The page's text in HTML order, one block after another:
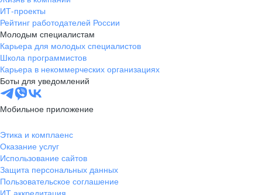
ИТ-проекты
Рейтинг работодателей России
Молодым специалистам
Карьера для молодых специалистов
Школа программистов
Карьера в некоммерческих организациях
Боты для уведомлений
Мобильное приложение
Этика и комплаенс
Оказание услуг
Использование сайтов
Защита персональных данных
Пользовательское соглашение